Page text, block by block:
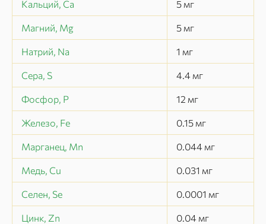
Кальций, Ca 5 мг
Магний, Mg 5 мг
Натрий, Na 1 мг
Сера, S 4.4 мг
Фосфор, P 12 мг
Железо, Fe 0.15 мг
Марганец, Mn 0.044 мг
Медь, Cu 0.031 мг
Селен, Se 0.0001 мг
Цинк, Zn 0.04 мг